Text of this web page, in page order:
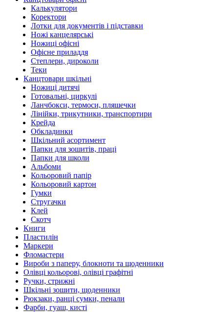
Калькулятори
Коректори
Лотки для документів і підставки
Ножі канцелярські
Ножиці офісні
Офісне приладдя
Степлери, дироколи
Теки
Канцтовари шкільні
Ножиці дитячі
Готовальні, циркулі
Ланчбокси, термоси, пляшечки
Лінійки, трикутники, транспортири
Крейда
Обкладинки
Шкільний асортимент
Папки для зошитів, праці
Папки для школи
Альбоми
Кольоровий папір
Кольоровий картон
Гумки
Стругачки
Клей
Скотч
Книги
Пластилін
Маркери
Фломастери
Вироби з паперу, блокноти та щоденники
Олівці кольорові, олівці графітні
Ручки, стрижні
Шкільні зошити, щоденники
Рюкзаки, ранці сумки, пенали
Фарби, гуаш, кисті